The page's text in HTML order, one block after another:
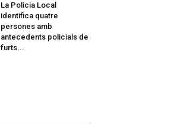
La Policia Local
identifica quatre
persones amb
antecedents policials de
furts...